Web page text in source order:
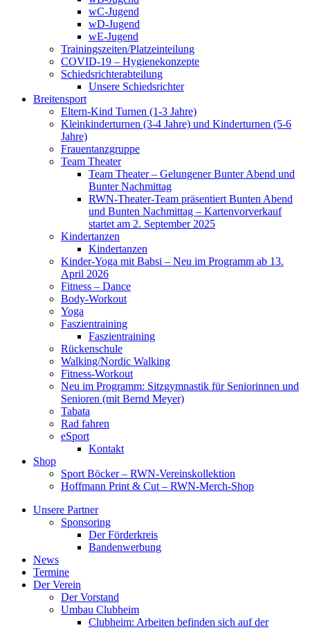
wC-Jugend
wD-Jugend
wE-Jugend
Trainingszeiten/Platzeinteilung
COVID-19 – Hygienekonzepte
Schiedsrichterabteilung
Unsere Schiedsrichter
Breitensport
Eltern-Kind Turnen (1-3 Jahre)
Kleinkinderturnen (3-4 Jahre) und Kinderturnen (5-6
Jahre)
Frauentanzgruppe
Team Theater
Team Theater – Gelungener Bunter Abend und
Bunter Nachmittag
RWN-Theater-Team präsentiert Bunten Abend
und Bunten Nachmittag – Kartenvorverkauf
startet am 2. September 2025
Kindertanzen
Kindertanzen
Kinder-Yoga mit Babsi – Neu im Programm ab 13.
April 2026
Fitness – Dance
Body-Workout
Yoga
Faszientraining
Faszientraining
Rückenschule
Walking/Nordic Walking
Fitness-Workout
Neu im Programm: Sitzgymnastik für Seniorinnen und
Senioren (mit Bernd Meyer)
Tabata
Rad fahren
eSport
Kontakt
Shop
Sport Böcker – RWN-Vereinskollektion
Hoffmann Print & Cut – RWN-Merch-Shop
Unsere Partner
Sponsoring
Der Förderkreis
Bandenwerbung
News
Termine
Der Verein
Der Vorstand
Umbau Clubheim
Clubheim: Arbeiten befinden sich auf der